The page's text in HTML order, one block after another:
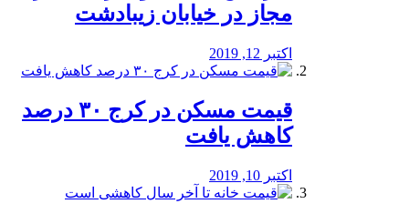
مجاز در خیابان زیبادشت
اکتبر 12, 2019
️قیمت مسکن در کرج ۳۰ درصد
کاهش یافت
اکتبر 10, 2019